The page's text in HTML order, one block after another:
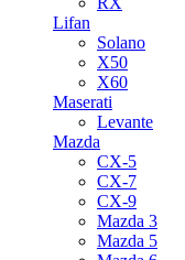
Lifan
Solano
X50
X60
Maserati
Levante
Mazda
CX-5
CX-7
CX-9
Mazda 3
Mazda 5